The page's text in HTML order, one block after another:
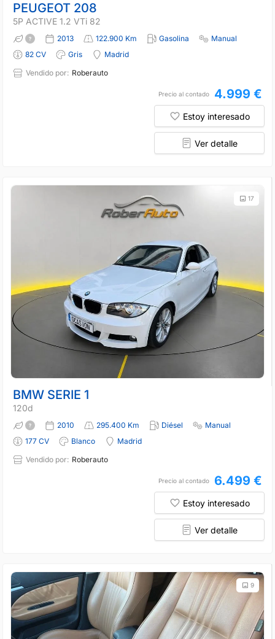
PEUGEOT 208
5P ACTIVE 1.2 VTi 82
2013 122.900 Km Gasolina
Manual
82 CV
Gris
Madrid
Vendido por: Roberauto
Precio al contado 4.999 €
Estoy interesado
Ver detalle
17
BMW SERIE 1
120d
2010 295.400 Km Diésel
Manual
177 CV
Blanco
Madrid
Vendido por: Roberauto
Precio al contado 6.499 €
Estoy interesado
Ver detalle
9